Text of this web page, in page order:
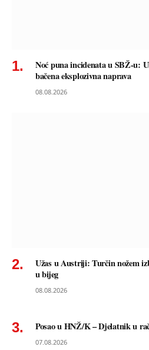
Noć puna incidenata u SBŽ-u:
bačena eksplozivna naprava
08.08.2026
Užas u Austriji: Turčin nožem
u bijeg
08.08.2026
Posao u HNŽ/K – Djelatnik u
07.08.2026